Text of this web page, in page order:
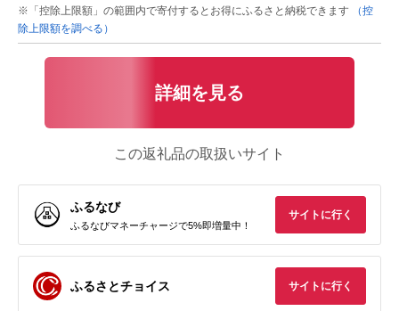
※「控除上限額」の範囲内で寄付するとお得にふるさと納税できます
（控
除上限額を調べる）
詳細を見る
この返礼品の取扱いサイト
ふるなび
ふるなびマネーチャージで5%即増量中！
サイトに行く
ふるさとチョイス サイトに行く